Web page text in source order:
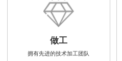
做工
拥有先进的技术加工团队